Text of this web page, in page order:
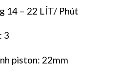
14 – 22 LÍT/ Phút
3
piston: 22mm